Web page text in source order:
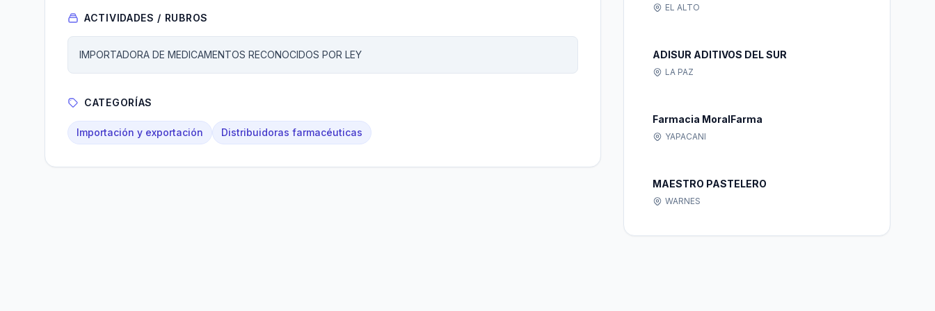
ACTIVIDADES / RUBROS
IMPORTADORA DE MEDICAMENTOS RECONOCIDOS POR LEY
CATEGORÍAS
Importación y exportación Distribuidoras farmacéuticas
EL ALTO
ADISUR ADITIVOS DEL SUR
LA PAZ
Farmacia MoralFarma
YAPACANI
MAESTRO PASTELERO
WARNES